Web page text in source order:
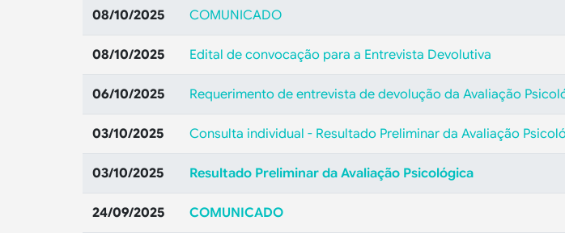
08/10/2025 COMUNICADO
08/10/2025 Edital de convocação para a Entrevista Devolutiva
06/10/2025 Requerimento de entrevista de devolução da Avaliação
03/10/2025 Consulta individual - Resultado Preliminar da Avaliação
03/10/2025 Resultado Preliminar da Avaliação Psicológica
24/09/2025 COMUNICADO